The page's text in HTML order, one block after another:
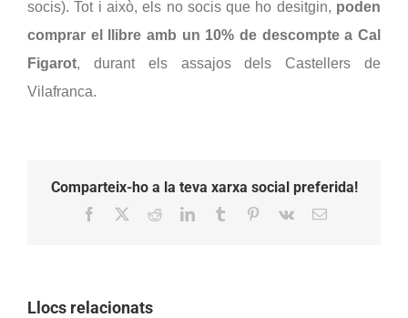
socis). Tot i això, els no socis que ho desitgin, poden
comprar el llibre amb un 10% de descompte a Cal
Figarot, durant els assajos dels Castellers de
Vilafranca.
Comparteix-ho a la teva xarxa social preferida!
Facebook RedditLinkedInTumblr Pinterest
Vk Email:
Llocs relacionats